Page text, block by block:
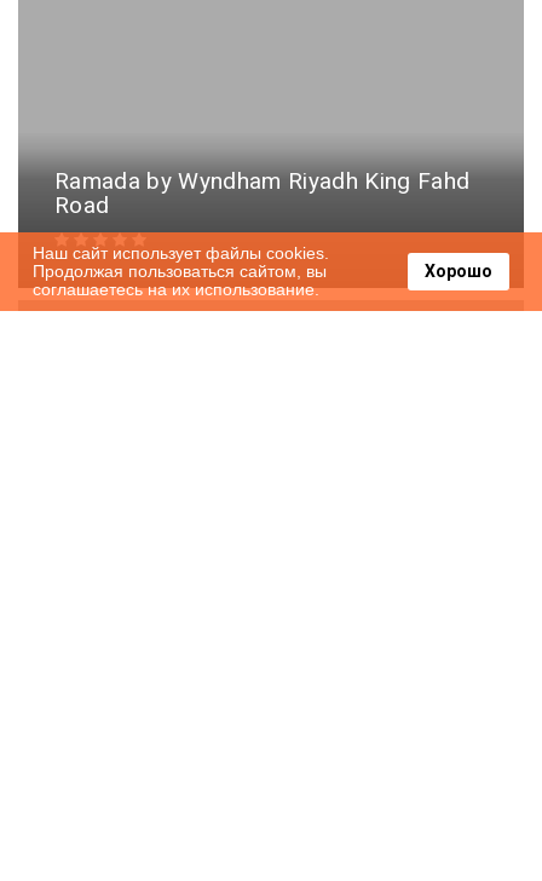
Ramada by Wyndham Riyadh King Fahd
Road
Наш сайт использует файлы cookies.
Продолжая пользоваться сайтом, вы
соглашаетесь на их использование.
Хорошо